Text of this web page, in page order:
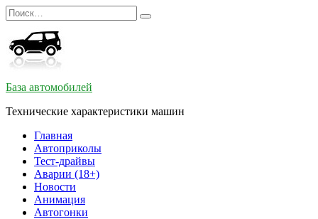
Перейти
к
содержанию
Search
for:
База автомобилей
Технические характеристики машин
Главная
Автоприколы
Тест-драйвы
Аварии (18+)
Новости
Анимация
Автогонки